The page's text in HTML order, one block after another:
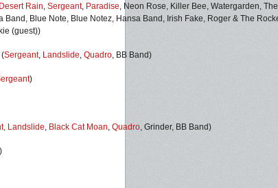
Desert Rain, Sergeant, Paradise, Neon Rose, Killer Bee, Watergarden, The
Band, Blue Note, Blue Notez, Hansa Band, Irish Fake, Roger & The
(guest))
(Sergeant, Landslide, Quadro, BB Band)
)
Landslide, Black Cat Moan, Quadro, Grinder, BB Band)